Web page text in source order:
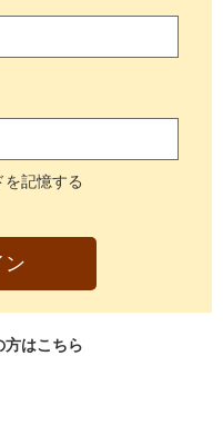
を記憶する
ン
方はこちら